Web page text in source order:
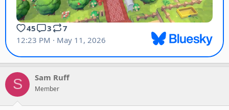
S Sam Ruff
Member